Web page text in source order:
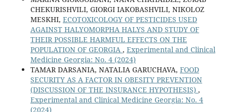
CHEKURISHVILI, GIORGI IAKOBASHVILI, NIKOLOZ
MESKHI, ECOTOXICOLOGY OF PESTICIDES USED
AGAINST HALYOMORPHA HALYS AND STUDY OF
THEIR POSSIBLE HARMFUL EFFECTS ON THE
POPULATION OF GEORGIA , Experimental and Clinical
Medicine Georgia: No. 4 (2024)
TAMAR DARSANIA, NATALIA GARUCHAVA, FOOD
SECURITY AS A FACTOR IN OBESITY PREVENTION
(DISCUSSION OF THE INSURANCE HYPOTHESIS) ,
Experimental and Clinical Medicine Georgia: No. 4
(2024)